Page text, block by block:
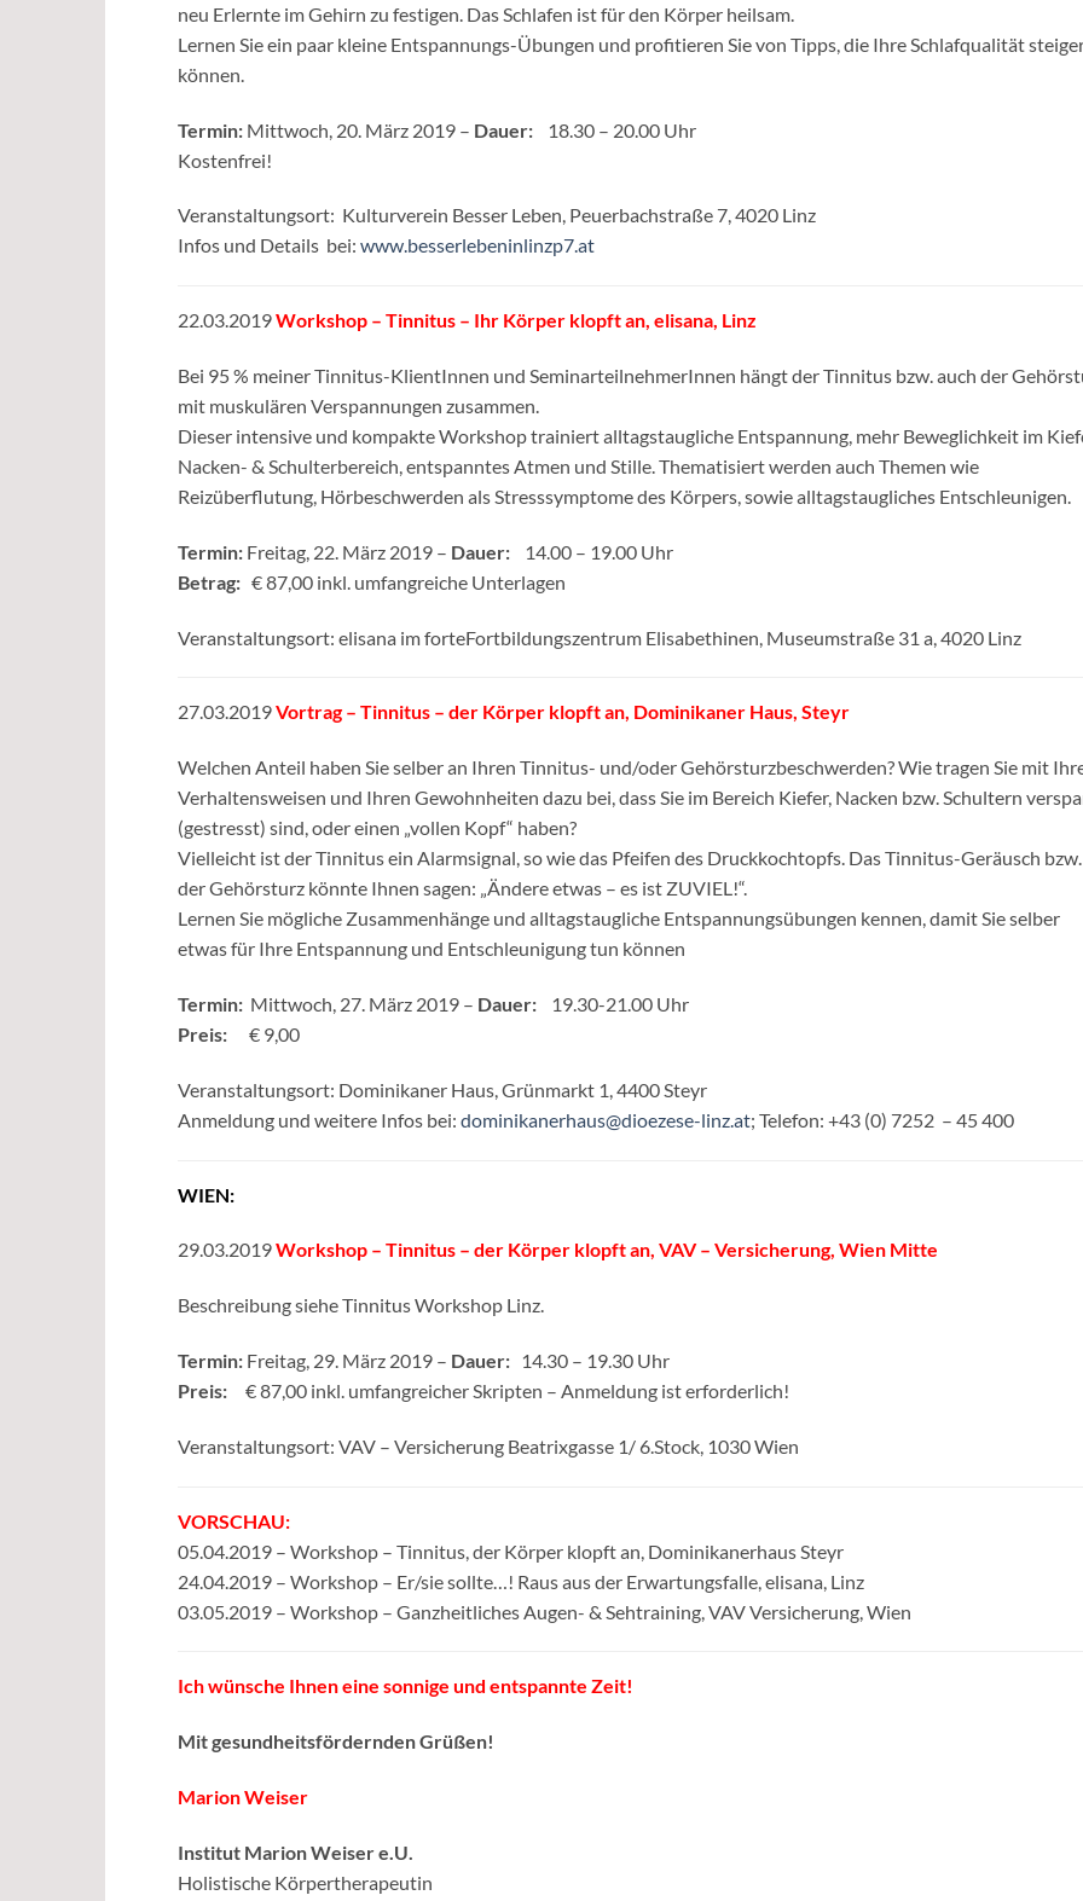
neu Erlernte im Gehirn zu festigen. Das Schlafen ist für den Körper heilsam.
Lernen Sie ein paar kleine Entspannungs-Übungen und profitieren Sie von Tipps, die Ihre Schlafqualität
können.
Termin: Mittwoch, 20. März 2019 – Dauer:
18.30 – 20.00 Uhr
Kostenfrei!
Veranstaltungsort: Kulturverein Besser Leben, Peuerbachstraße 7, 4020 Linz
Infos und Details bei: www.besserlebeninlinzp7.at
22.03.2019Workshop – Tinnitus – Ihr Körper klopft an, elisana, Linz
Bei 95 % meiner Tinnitus-KlientInnen und SeminarteilnehmerInnen hängt der Tinnitus bzw. auch der
mit muskulären Verspannungen zusammen.
Dieser intensive und kompakte Workshop trainiert alltagstaugliche Entspannung, mehr Beweglichkeit im
Nacken- & Schulterbereich, entspanntes Atmen und Stille. Thematisiert werden auch Themen wie
Reizüberflutung, Hörbeschwerden als Stresssymptome des Körpers, sowie alltagstaugliches Entschleunigen.
Termin: Freitag, 22. März 2019 – Dauer: 14.00 – 19.00 Uhr
Betrag: € 87,00 inkl. umfangreiche Unterlagen
Veranstaltungsort: elisana im forteFortbildungszentrum Elisabethinen, Museumstraße 31 a, 4020 Linz
27.03.2019Vortrag – Tinnitus – der Körper klopft an, Dominikaner Haus, Steyr
Welchen Anteil haben Sie selber an Ihren Tinnitus- und/oder Gehörsturzbeschwerden? Wie tragen Sie mit
Verhaltensweisen und Ihren Gewohnheiten dazu bei, dass Sie im Bereich Kiefer, Nacken bzw. Schultern
(gestresst) sind, oder einen „vollen Kopf“ haben?
Vielleicht ist der Tinnitus ein Alarmsignal, so wie das Pfeifen des Druckkochtopfs. Das Tinnitus-Geräusch bzw.
der Gehörsturz könnte Ihnen sagen: „Ändere etwas – es ist ZUVIEL!“.
Lernen Sie mögliche Zusammenhänge und alltagstaugliche Entspannungsübungen kennen, damit Sie selber
etwas für Ihre Entspannung und Entschleunigung tun können
Termin: Mittwoch, 27. März 2019 – Dauer:
19.30-21.00 Uhr
Preis: € 9,00
Veranstaltungsort: Dominikaner Haus, Grünmarkt 1, 4400 Steyr
Anmeldung und weitere Infos bei: dominikanerhaus@dioezese-linz.at; Telefon: +43 (0) 7252 – 45 400
WIEN:
29.03.2019Workshop – Tinnitus – der Körper klopft an, VAV – Versicherung, Wien Mitte
Beschreibung siehe Tinnitus Workshop Linz.
Termin: Freitag, 29. März 2019 – Dauer: 14.30 – 19.30 Uhr
Preis:
€ 87,00 inkl. umfangreicher Skripten – Anmeldung ist erforderlich!
Veranstaltungsort: VAV – Versicherung Beatrixgasse 1/ 6.Stock, 1030 Wien
VORSCHAU:
05.04.2019 – Workshop – Tinnitus, der Körper klopft an, Dominikanerhaus Steyr
24.04.2019 – Workshop – Er/sie sollte…! Raus aus der Erwartungsfalle, elisana, Linz
03.05.2019 – Workshop – Ganzheitliches Augen- & Sehtraining, VAV Versicherung, Wien
Ich wünsche Ihnen eine sonnige und entspannte Zeit!
Mit gesundheitsfördernden Grüßen!
Marion Weiser
Institut Marion Weiser e.U.
Holistische Körpertherapeutin